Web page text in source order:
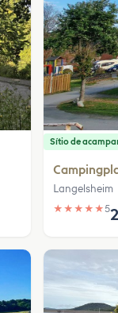
Sítio de
Langelsheim
★ ★ ★ ★ ★5